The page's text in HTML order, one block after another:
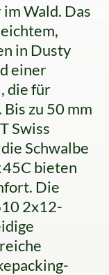
Wald. Das
in Dusty
einer
die für
zu 50 mm
Swiss
Schwalbe
45C bieten
Die
2x12-